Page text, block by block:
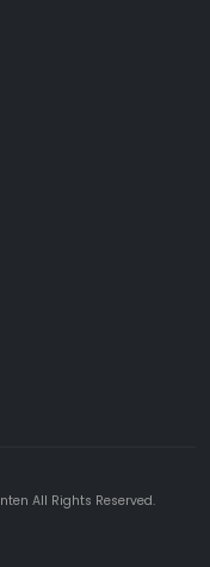
All Rights Reserved.